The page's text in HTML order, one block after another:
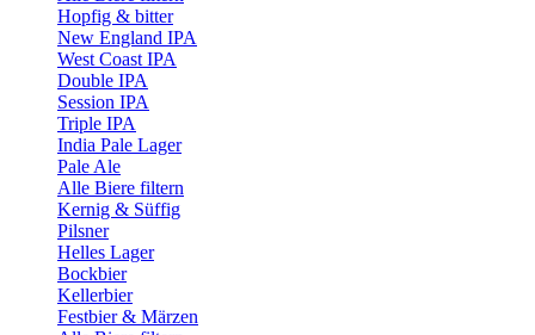
Hopfig & bitter
New England IPA
West Coast IPA
Double IPA
Session IPA
Triple IPA
India Pale Lager
Pale Ale
Alle Biere filtern
Kernig & Süffig
Pilsner
Helles Lager
Bockbier
Kellerbier
Festbier & Märzen